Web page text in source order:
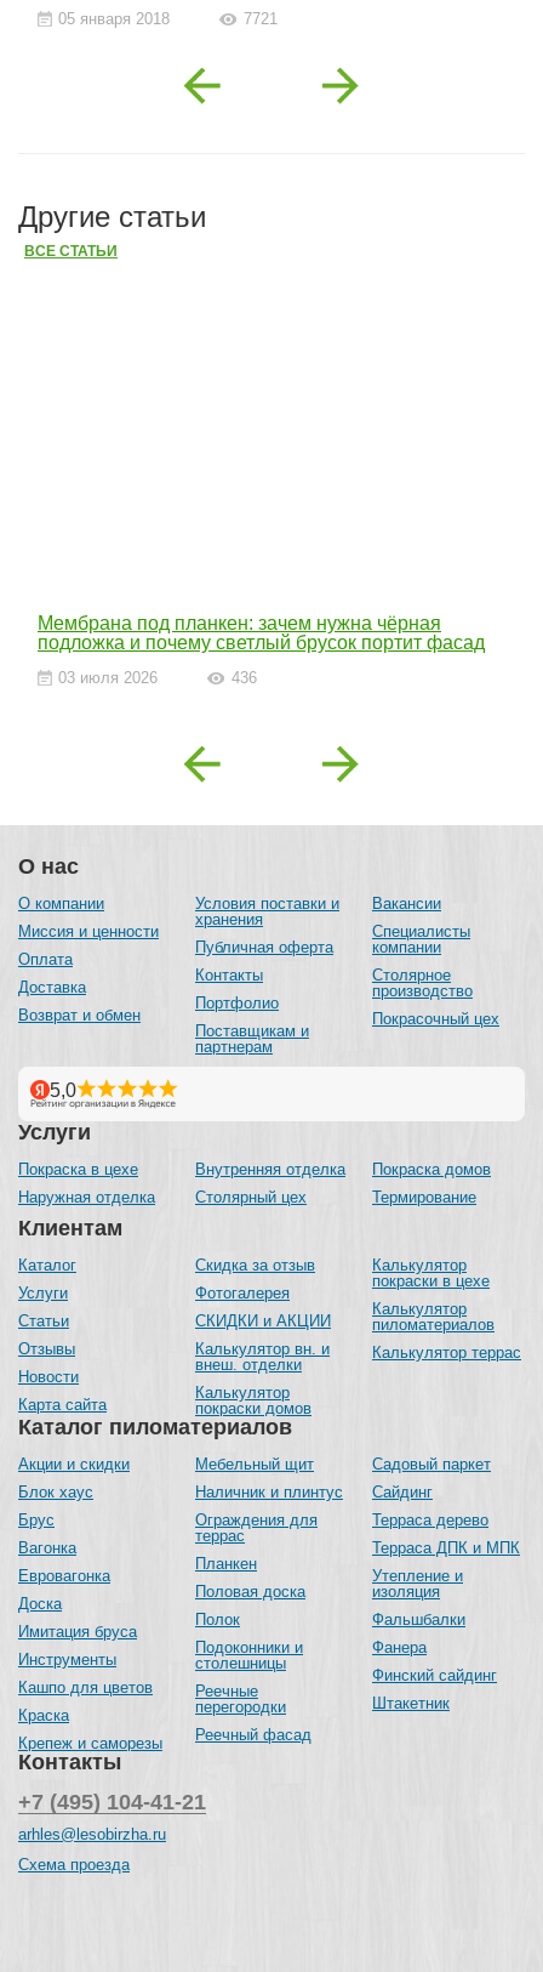
05 января 2018 7721
Previous Next
Другие статьи
ВСЕ СТАТЬИ
Мембрана под планкен: зачем нужна чёрная
подложка и почему светлый брусок портит фасад
03 июля 2026 436
Previous Next
О нас
О компании
Миссия и ценности
Оплата
Доставка
Возврат и обмен
Условия поставки и
хранения
Публичная оферта
Контакты
Портфолио
Поставщикам и
партнерам
Вакансии
Специалисты
компании
Столярное
производство
Покрасочный цех
Каталог пиломатериалов
Акции и скидки
Блок хаус
Брус
Вагонка
Евровагонка
Доска
Имитация бруса
Инструменты
Кашпо для цветов
Краска
Крепеж и саморезы
Мебельный щит
Наличник и плинтус
Ограждения для
террас
Планкен
Половая доска
Полок
Подоконники и
столешницы
Реечные
перегородки
Реечный фасад
Садовый паркет
Сайдинг
Терраса дерево
Терраса ДПК и МПК
Утепление и
изоляция
Фальшбалки
Фанера
Финский сайдинг
Штакетник
Услуги
Покраска в цехе
Наружная отделка
Внутренняя отделка
Столярный цех
Покраска домов
Термирование
Клиентам
Каталог
Услуги
Статьи
Отзывы
Новости
Карта сайта
Скидка за отзыв
Фотогалерея
СКИДКИ и АКЦИИ
Калькулятор вн. и
внеш. отделки
Калькулятор
покраски домов
Калькулятор
покраски в цехе
Калькулятор
пиломатериалов
Калькулятор террас
Контакты
+7 (495) 104-41-21
arhles@lesobirzha.ru
Схема проезда